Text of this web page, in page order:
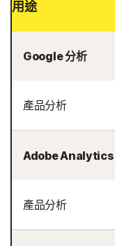
用途
Google 分析
產品分析
Adobe Analytics
產品分析